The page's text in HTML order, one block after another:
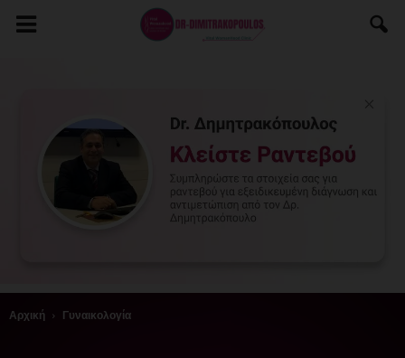
Αρχική Γυναικολογία